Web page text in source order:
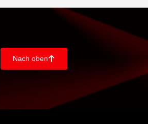
Nach oben􀄨